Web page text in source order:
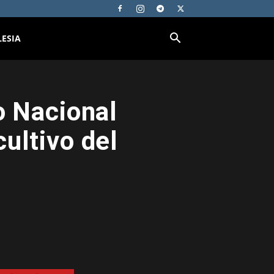
Nacional
del